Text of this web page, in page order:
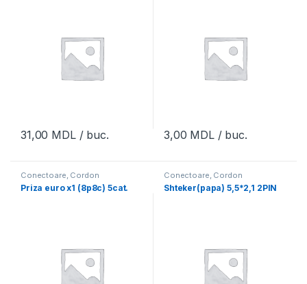
31,00 MDL/ buc. 3,00 MDL/ buc.
Conectoare, Cordon
Priza euro x1 (8p8c) 5cat.
Conectoare, Cordon
Shteker(papa) 5,5*2,1 2PIN